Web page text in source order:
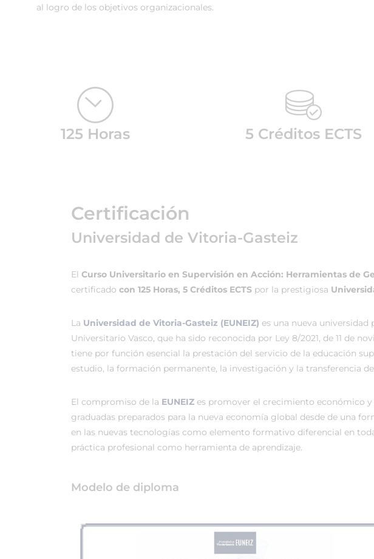
al logro de los objetivos organizacionales.
125 Horas 5 Créditos ECTS
Certificación
Universidad de Vitoria-Gasteiz
El Curso Universitario en Supervisión en Acción: Herramientas de
certificado con 125 Horas, 5 Créditos ECTS por la prestigiosa
La Universidad de Vitoria-Gasteiz (EUNEIZ) es una nueva universidad
Universitario Vasco, que ha sido reconocida por Ley 8/2021, de 11 de
tiene por función esencial la prestación del servicio de la educación
estudio, la formación permanente, la investigación y la transferencia
El compromiso de la EUNEIZ es promover el crecimiento económico
graduadas preparados para la nueva economía global desde de una
en las nuevas tecnologías como elemento formativo diferencial en
práctica profesional como herramienta de aprendizaje.
Modelo de diploma